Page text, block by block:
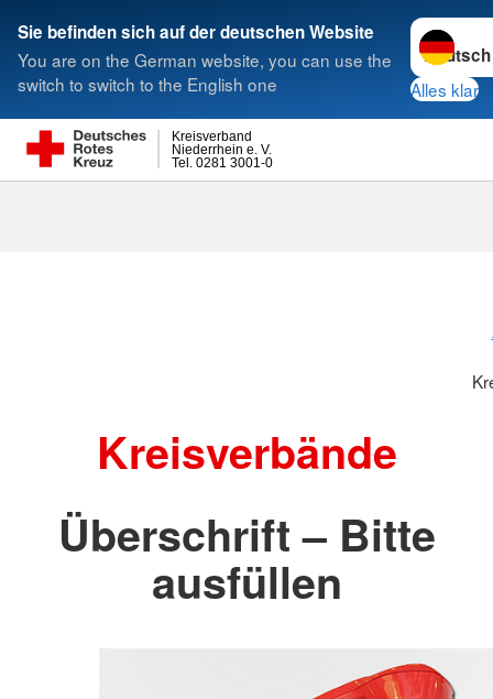
Sie befinden sich auf der deutschen Website
You are on the German website, you can use the
switch to switch to the English one
Sprache
Alles klar
Tel. 0281 3001-0
Niederrhein e. V.
Kreisverband
Suche
Kreisverbände
Überschrift – Bitte
ausfüllen